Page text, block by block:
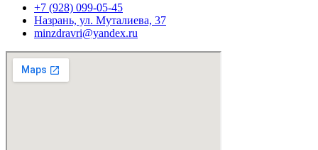
+7 (928) 099-05-45
Назрань, ул. Муталиева, 37
minzdravri@yandex.ru